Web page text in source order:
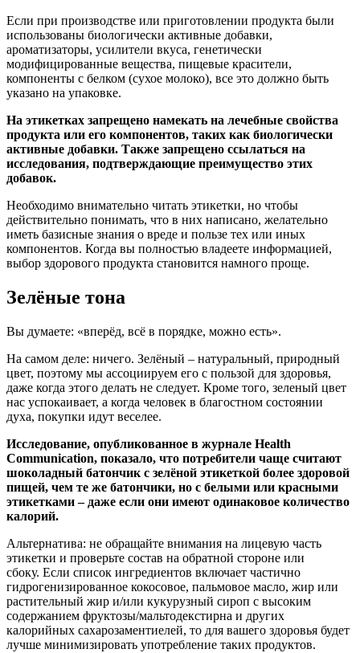
Если при производстве или приготовлении продукта были
использованы биологически активные добавки,
ароматизаторы, усилители вкуса, генетически
модифицированные вещества, пищевые красители,
компоненты с белком (сухое молоко), все это должно быть
указано на упаковке.
На этикетках запрещено намекать на лечебные свойства
продукта или его компонентов, таких как биологически
активные добавки. Также запрещено ссылаться на
исследования, подтверждающие преимущество этих
добавок.
Необходимо внимательно читать этикетки, но чтобы
действительно понимать, что в них написано, желательно
иметь базисные знания о вреде и пользе тех или иных
компонентов. Когда вы полностью владеете информацией,
выбор здорового продукта становится намного проще.
Зелёные тона
Вы думаете: «вперёд, всё в порядке, можно есть».
На самом деле: ничего. Зелёный – натуральный, природный
цвет, поэтому мы ассоциируем его с пользой для здоровья,
даже когда этого делать не следует. Кроме того, зеленый цвет
нас успокаивает, а когда человек в благостном состоянии
духа, покупки идут веселее.
Исследование, опубликованное в журнале Health
Communication, показало, что потребители чаще считают
шоколадный батончик с зелёной этикеткой более здоровой
пищей, чем те же батончики, но с белыми или красными
этикетками – даже если они имеют одинаковое количество
калорий.
Альтернатива: не обращайте внимания на лицевую часть
этикетки и проверьте состав на обратной стороне или
сбоку. Если список ингредиентов включает частично
гидрогенизированное кокосовое, пальмовое масло, жир или
растительный жир и/или кукурузный сироп с высоким
содержанием фруктозы/мальтодекстирна и других
калорийных сахарозаментиелей, то для вашего здоровья будет
лучше минимизировать употребление таких продуктов.